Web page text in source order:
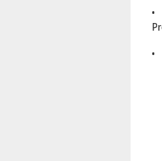
•
•